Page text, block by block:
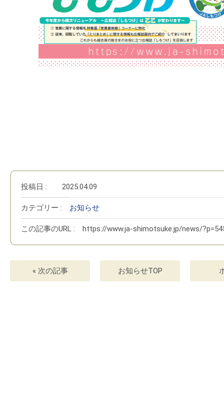
投稿日 : 2025.04.09
カテゴリー : お知らせ
この記事のURL : https://www.ja-shimotsuke.jp/news/
« 次の記事 お知らせTOP